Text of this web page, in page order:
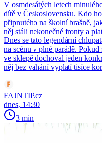
V osmdesátých letech
dítě v Československu. Kdo
připnutého na školní brašně,
něj stáli nekonečné fronty a
Dnes se tato legendární
na scénu v plné parádě.
ve sklepě dochoval jeden
něj bez váhání vyplatí tisíce
FAJNTIP.cz
dnes, 14:30
3 min